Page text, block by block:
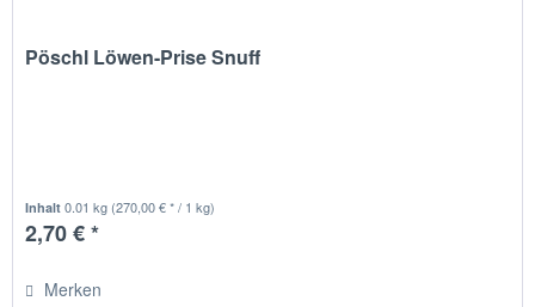
Pöschl Löwen-Prise Snuff
Inhalt0.01 kg (270,00 € * / 1 kg)
2,70 € *
Merken